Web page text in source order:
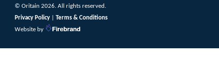
© Oritain 2026. All rights reserved.
Privacy Policy
Terms & Conditions
Website by